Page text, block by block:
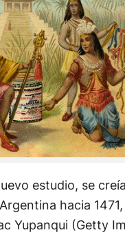
estudio, se
hacia
Yupanqui (Getty